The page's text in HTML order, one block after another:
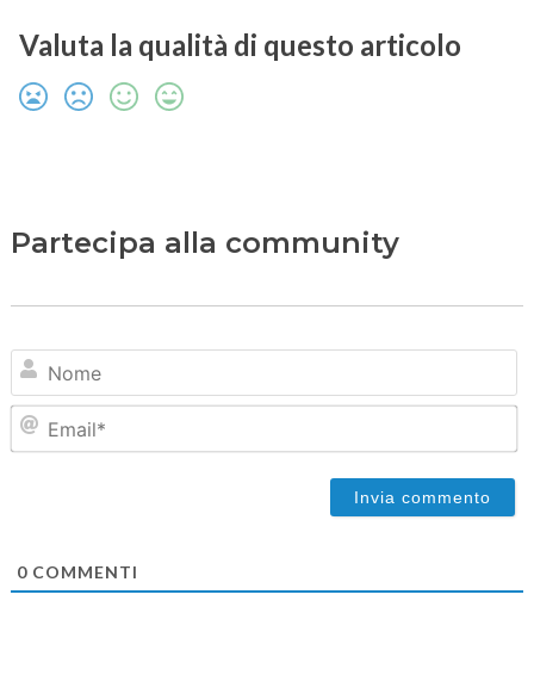
Valuta la qualità di questo articolo
Partecipa alla community
0COMMENTI